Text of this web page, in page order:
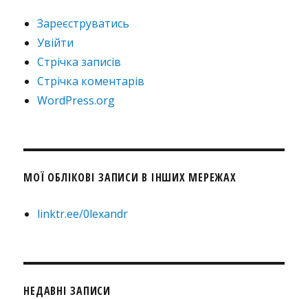
Зареєструватись
Увійти
Стрічка записів
Стрічка коментарів
WordPress.org
МОЇ ОБЛІКОВІ ЗАПИСИ В ІНШИХ МЕРЕЖАХ
linktr.ee/0lexandr
НЕДАВНІ ЗАПИСИ